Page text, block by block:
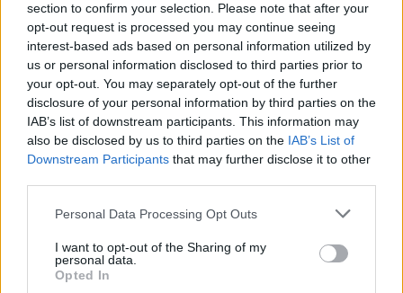
section to confirm your selection. Please note that after your
opt-out request is processed you may continue seeing
interest-based ads based on personal information utilized by
us or personal information disclosed to third parties prior to
your opt-out. You may separately opt-out of the further
disclosure of your personal information by third parties on the
IAB’s list of downstream participants. This information may
also be disclosed by us to third parties on the IAB’s List of
Downstream Participants that may further disclose it to other
Please note that this website/app uses one or more Google
not limited to your visit or usage behaviour. You may click to
grant or deny consent to Google and its third-party tags to
use your data for below specified purposes in below Google
Personal Data Processing Opt Outs
I want to opt-out of the Sharing of my
personal data.
Opted In
Vincze Loránt: a magyarok akkor tudnak közösségi
erőt felmutatni, ha elmennek szavazni
A Romániai Magyar Demokrata Szövetség (RMDSZ) EP-
képviselője beszélt arról Marosvécsen, hogy miért kell
elmenni az Ep-választáson szavazni.